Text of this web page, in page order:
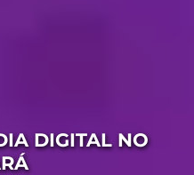
DIGITAL NO